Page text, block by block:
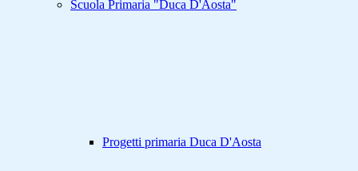
Scuola Primaria "Duca D'Aosta"
Progetti primaria Duca D'Aosta